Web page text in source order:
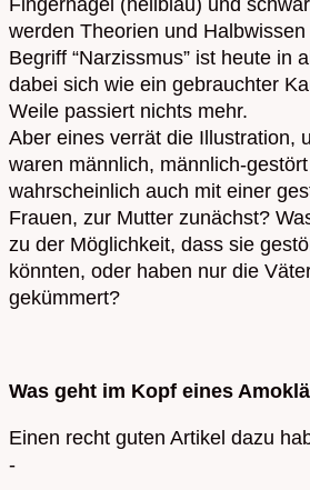
werden Theorien und
Begriff “Narzissmus” ist heute in
dabei sich wie ein gebrauchter
Weile passiert nichts mehr.
Aber eines verrät die Illustration,
waren männlich, männlich-
wahrscheinlich auch mit einer
Frauen, zur Mutter zunächst?
zu der Möglichkeit, dass sie
könnten, oder haben nur die
gekümmert?
Was geht im Kopf eines
Einen recht guten Artikel dazu
-